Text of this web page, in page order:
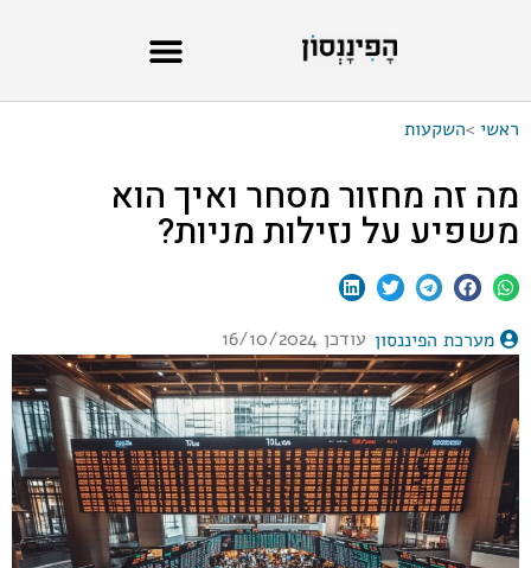
ראשי >השקעות
מה זה מחזור מסחר ואיך הוא
משפיע על נזילות מניות?
מערכת הפיננסון עודכן 16/10/2024